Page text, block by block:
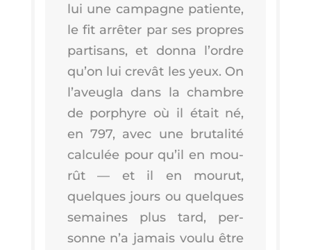
lui une cam­pagne patiente,
le fit arrê­ter par ses propres
par­ti­sans, et don­na l’ordre
qu’on lui cre­vât les yeux. On
l’a­veu­gla dans la chambre
de por­phyre où il était né,
en 797, avec une bru­ta­li­té
cal­cu­lée pour qu’il en mou­
rût — et il en mou­rut,
quelques jours ou quelques
semaines plus tard, per­
sonne n’a jamais vou­lu être